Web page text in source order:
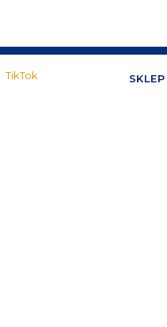
TikTok SKLEP